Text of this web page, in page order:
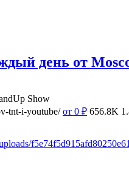
день от
Show
tnt-i-youtube/ от 0 ₽ 656.8K